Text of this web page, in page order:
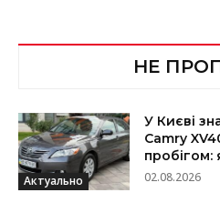
НЕ
Актуально
У Києві
Camry
пробігом:
02.08.2026